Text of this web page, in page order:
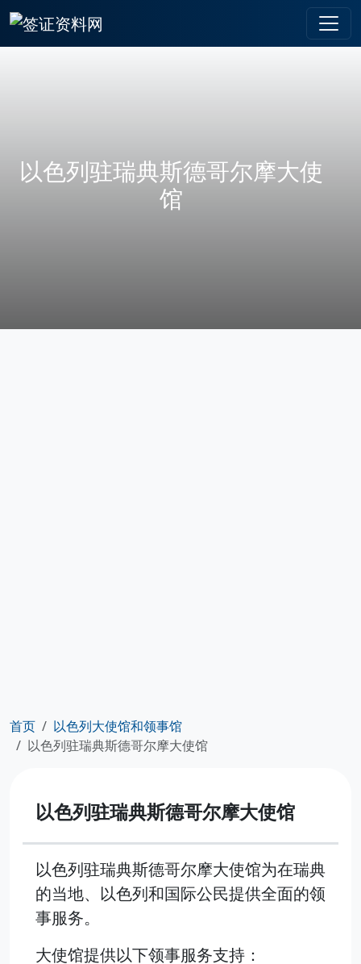
以色列驻瑞典斯德哥尔摩大使
馆
首页
以色列大使馆和领事馆
以色列驻瑞典斯德哥尔摩大使馆
以色列驻瑞典斯德哥尔摩大使馆
以色列驻瑞典斯德哥尔摩大使馆为在瑞典
的当地、以色列和国际公民提供全面的领
事服务。
大使馆提供以下领事服务支持：